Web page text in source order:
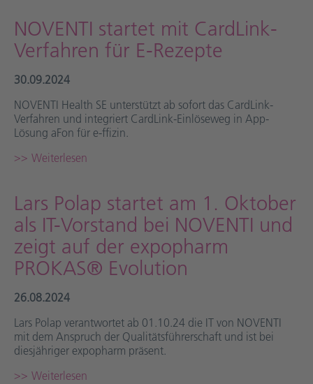
NOVENTI startet mit CardLink-
Verfahren für E-Rezepte
30.09.2024
NOVENTI Health SE unterstützt ab sofort das CardLink-
Verfahren und integriert CardLink-Einlöseweg in App-
Lösung aFon für e-ffizin.
Weiterlesen
Lars Polap startet am 1. Oktober
als IT-Vorstand bei NOVENTI und
zeigt auf der expopharm
PROKAS® Evolution
26.08.2024
Lars Polap verantwortet ab 01.10.24 die IT von NOVENTI
mit dem Anspruch der Qualitätsführerschaft und ist bei
diesjähriger expopharm präsent.
Weiterlesen